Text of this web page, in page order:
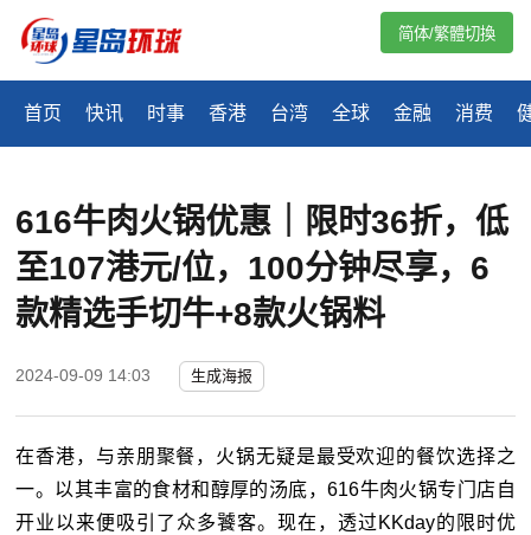
首页 快讯 时事 香港 台湾 全球 金融 消费
简体/繁體切換
616牛肉火锅优惠｜限时36折，低
至107港元/位，100分钟尽享，6
款精选手切牛+8款火锅料
2024-09-09 14:03 生成海报
在香港，与亲朋聚餐，火锅无疑是最受欢迎的餐饮选择之
一。以其丰富的食材和醇厚的汤底，616牛肉火锅专门店自
开业以来便吸引了众多饕客。现在，透过KKday的限时优